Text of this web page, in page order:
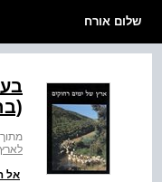
שלום אורח
אל